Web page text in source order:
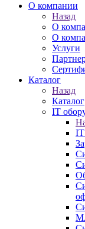
О компании
Назад
О
О
Услуги
Каталог
Назад
Каталог
IT
IT